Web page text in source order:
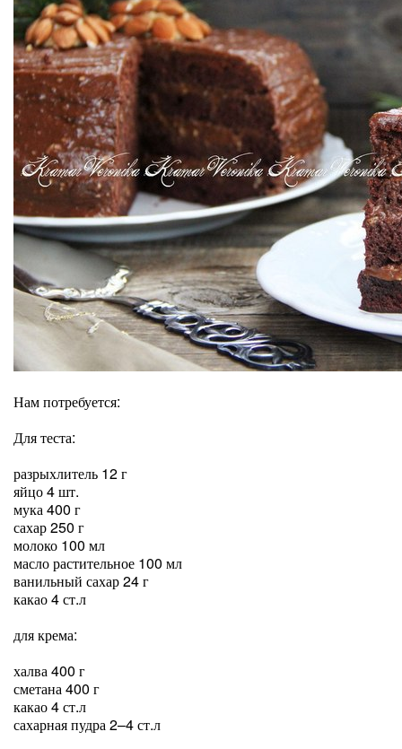
Нам потребуется:
Для теста:
разрыхлитель 12 г
яйцо 4 шт.
мука 400 г
сахар 250 г
молоко 100 мл
масло растительное 100 мл
ванильный сахар 24 г
какао 4 ст.л
для крема:
халва 400 г
сметана 400 г
какао 4 ст.л
сахарная пудра 2–4 ст.л